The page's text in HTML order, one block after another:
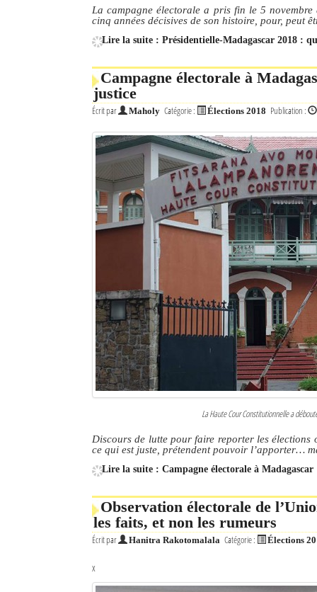
Connexion
Identifiant oublié ?
Mot de passe oublié ?
La campagne électorale a pris fin le 5
cinq années décisives de son histoire, pour, peut
Lire la suite : Présidentielle-Madagascar 2018 :
Campagne électorale à
justice
Écrit par Maholy Catégorie : Élections 2018 Publication :
La Haute Cour Constitutionnelle a
Discours de lutte pour faire reporter les élections
ce qui est juste, prétendent pouvoir l’apporter…
Lire la suite : Campagne électorale à
Observation électorale de
les faits, et non les rumeurs
Écrit par Hanitra Rakotomalala Catégorie : Élections
x